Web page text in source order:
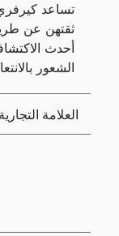
ثقتهن عن
أحدث
الشعور
العلامة التجارية